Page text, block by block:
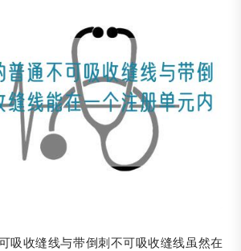
吸收缝线与带倒刺不可吸收缝线虽然在